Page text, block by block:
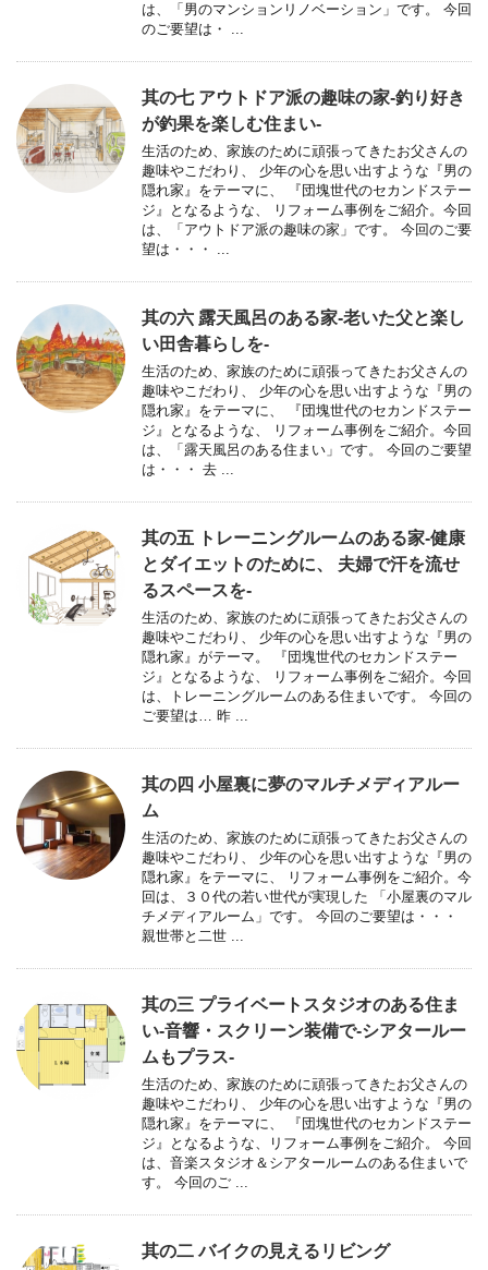
は、「男のマンションリノベーション」です。 今回
のご要望は・ ...
其の七 アウトドア派の趣味の家-釣り好き
が釣果を楽しむ住まい-
生活のため、家族のために頑張ってきたお父さんの
趣味やこだわり、 少年の心を思い出すような『男の
隠れ家』をテーマに、 『団塊世代のセカンドステー
ジ』となるような、 リフォーム事例をご紹介。今回
は、「アウトドア派の趣味の家」です。 今回のご要
望は・・・ ...
其の六 露天風呂のある家-老いた父と楽し
い田舎暮らしを-
生活のため、家族のために頑張ってきたお父さんの
趣味やこだわり、 少年の心を思い出すような『男の
隠れ家』をテーマに、 『団塊世代のセカンドステー
ジ』となるような、 リフォーム事例をご紹介。今回
は、「露天風呂のある住まい」です。 今回のご要望
は・・・ 去 ...
其の五 トレーニングルームのある家-健康
とダイエットのために、 夫婦で汗を流せ
るスペースを-
生活のため、家族のために頑張ってきたお父さんの
趣味やこだわり、 少年の心を思い出すような『男の
隠れ家』がテーマ。 『団塊世代のセカンドステー
ジ』となるような、 リフォーム事例をご紹介。今回
は、トレーニングルームのある住まいです。 今回の
ご要望は… 昨 ...
其の四 小屋裏に夢のマルチメディアルー
ム
生活のため、家族のために頑張ってきたお父さんの
趣味やこだわり、 少年の心を思い出すような『男の
隠れ家』をテーマに、 リフォーム事例をご紹介。今
回は、３０代の若い世代が実現した 「小屋裏のマル
チメディアルーム」です。 今回のご要望は・・・
親世帯と二世 ...
其の三 プライベートスタジオのある住ま
い-音響・スクリーン装備で-シアタールー
ムもプラス-
生活のため、家族のために頑張ってきたお父さんの
趣味やこだわり、 少年の心を思い出すような『男の
隠れ家』をテーマに、 『団塊世代のセカンドステー
ジ』となるような、リフォーム事例をご紹介。 今回
は、音楽スタジオ＆シアタールームのある住まいで
す。 今回のご ...
其の二 バイクの見えるリビング